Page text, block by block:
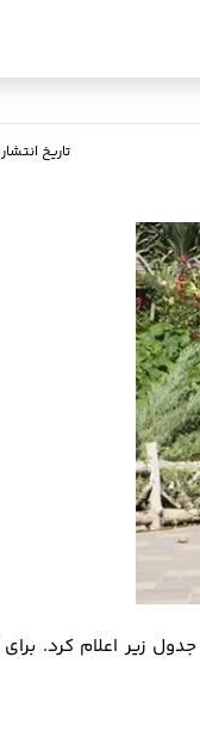
تاریخ انتشار
11 مرداد 96 به شرح جدول زیر اعلام